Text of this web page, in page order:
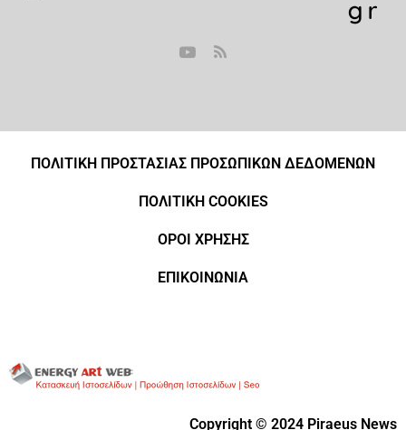
ΠΟΛΙΤΙΚΗ ΠΡΟΣΤΑΣΙΑΣ ΠΡΟΣΩΠΙΚΩΝ ΔΕΔΟΜΕΝΩΝ
ΠΟΛΙΤΙΚΗ COOKIES
ΟΡΟΙ ΧΡΗΣΗΣ
ΕΠΙΚΟΙΝΩΝΙΑ
Copyright © 2024 Piraeus News